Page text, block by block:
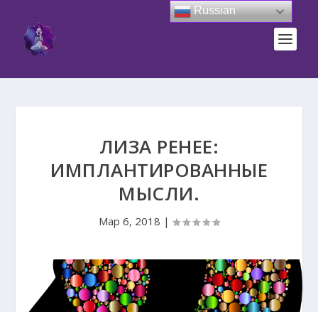
ЛИЗА РЕНЕЕ:
ИМПЛАНТИРОВАННЫЕ
МЫСЛИ.
Мар 6, 2018 |
Russian